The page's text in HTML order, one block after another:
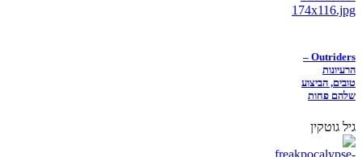
Outriders –
הרעיונות
טובים, הביצוע
שלהם פחות
גיל גוטקין